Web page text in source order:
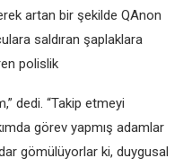
artan bir şekilde QAnon
saldıran şaplaklara
polislik
dedi. “Takip etmeyi
görev yapmış adamlar
gömülüyorlar ki, duygusal